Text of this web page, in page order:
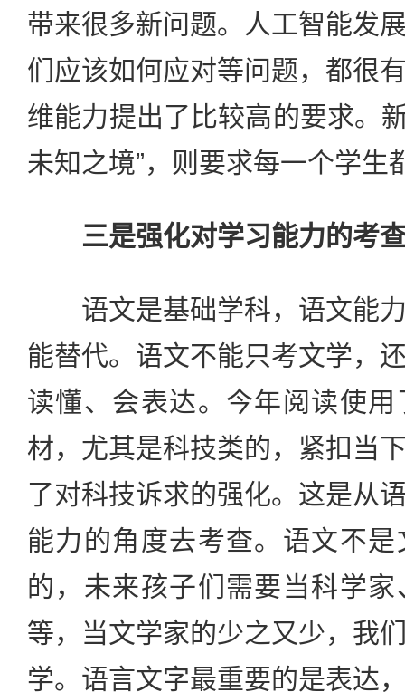
带来很多新问题。人工智能发
们应该如何应对等问题，都很
维能力提出了比较高的要求。
未知之境”，则要求每一个学生
三是强化对学习能力的考
语文是基础学科，语文能力
能替代。语文不能只考文学，
读懂、会表达。今年阅读使
材，尤其是科技类的，紧扣当
了对科技诉求的强化。这是从
能力的角度去考查。语文不
的，未来孩子们需要当科学
等，当文学家的少之又少，我
学。语言文字最重要的是表达